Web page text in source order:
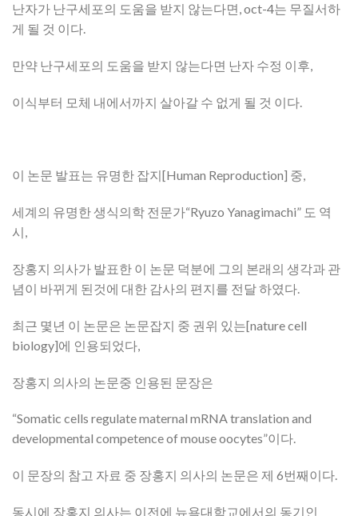
난자가 난구세포의 도움을 받지 않는다면, oct-4는 무질서하
게 될 것 이다.
만약 난구세포의 도움을 받지 않는다면 난자 수정 이후,
이식부터 모체 내에서까지 살아갈 수 없게 될 것 이다.
이 논문 발표는 유명한 잡지[Human Reproduction] 중,
세계의 유명한 생식의학 전문가“Ryuzo Yanagimachi” 도 역
시,
장홍지 의사가 발표한 이 논문 덕분에 그의 본래의 생각과 관
념이 바뀌게 된것에 대한 감사의 편지를 전달 하였다.
최근 몇년 이 논문은 논문잡지 중 권위 있는[nature cell
biology]에 인용되었다,
장홍지 의사의 논문중 인용된 문장은
“Somatic cells regulate maternal mRNA translation and
developmental competence of mouse oocytes”이다.
이 문장의 참고 자료 중 장홍지 의사의 논문은 제 6번째이다.
동시에 장홍지 의사는 이전에 뉴욕대학교에서의 동기인